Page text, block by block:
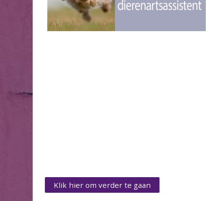
Klik hier om verder te gaan